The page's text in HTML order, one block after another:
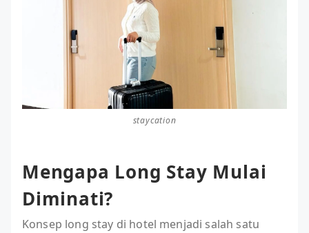
staycation
Mengapa Long Stay Mulai
Diminati?
Konsep long stay di hotel menjadi salah satu